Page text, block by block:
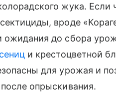
жука. Если
вроде
ожидания до сбора
и крестоцветной
для урожая и
опрыскивания.